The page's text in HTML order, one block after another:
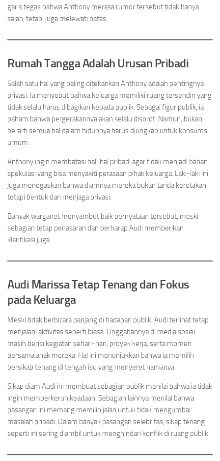
garis tegas bahwa Anthony merasa rumor tersebut tidak hanya
salah, tetapi juga melewati batas.
Rumah Tangga Adalah Urusan Pribadi
Salah satu hal yang paling ditekankan Anthony adalah pentingnya
privasi. Ia menyebut bahwa keluarga memiliki ruang tersendiri yang
tidak selalu harus dibagikan kepada publik. Sebagai figur publik, ia
paham bahwa pergerakannya akan selalu disorot. Namun, bukan
berarti semua hal dalam hidupnya harus diungkap untuk konsumsi
umum.
Anthony ingin membatasi hal-hal pribadi agar tidak menjadi bahan
spekulasi yang bisa menyakiti perasaan pihak keluarga. Laki-laki ini
juga menegaskan bahwa diamnya mereka bukan tanda keretakan,
tetapi bentuk dari menjaga privasi.
Banyak warganet menyambut baik pernyataan tersebut, meski
sebagian tetap penasaran dan berharap Audi memberikan
klarifikasi juga.
Audi Marissa Tetap Tenang dan Fokus
pada Keluarga
Meski tidak berbicara panjang di hadapan publik, Audi terlihat tetap
menjalani aktivitas seperti biasa. Unggahannya di media sosial
masih berisi kegiatan sehari-hari, proyek kerja, serta momen
bersama anak mereka. Hal ini menunjukkan bahwa ia memilih
bersikap tenang di tengah isu yang menyeret namanya.
Sikap diam Audi ini membuat sebagian publik menilai bahwa ia tidak
ingin memperkeruh keadaan. Sebagian lainnya menilai bahwa
pasangan ini memang memilih jalan untuk tidak mengumbar
masalah pribadi. Dalam banyak pasangan selebritas, sikap tenang
seperti ini sering diambil untuk menghindari konflik di ruang publik.